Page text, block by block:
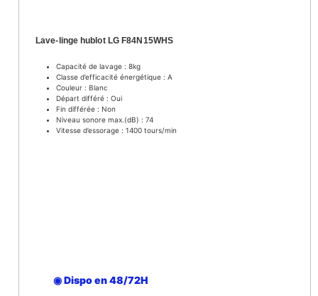
Lave-linge hublot LG F84N15WHS
Capacité de lavage : 8kg
Classe d’efficacité énergétique : A
Couleur : Blanc
Départ différé : Oui
Fin différée : Non
Niveau sonore max.(dB) : 74
Vitesse d’essorage : 1400 tours/min
◉ Dispo en 48/72H